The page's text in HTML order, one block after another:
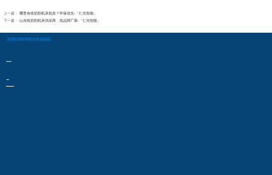
上一篇：
哪里有线切割机床批发？环保优先-「仁光智能」
下一篇： 山东线切割机床供应商，找品牌厂家-「仁光智能」
2024欧洲杯网投的友情链接：